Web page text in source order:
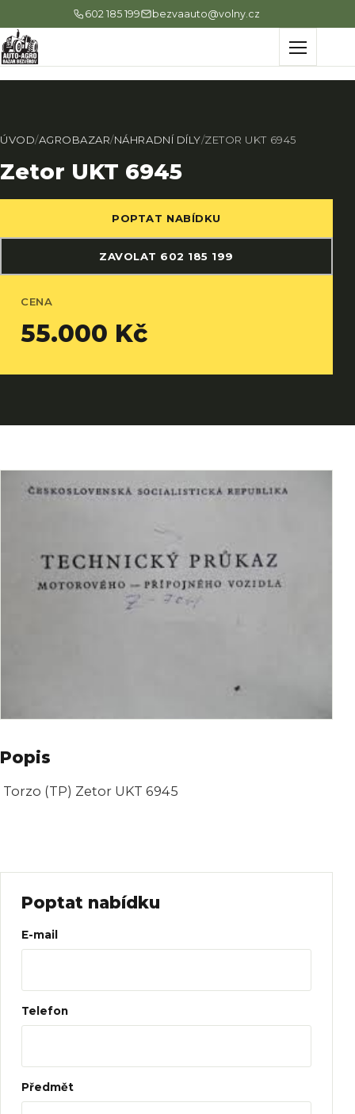
602 185 199 bezvaauto@volny.cz
Menu
ÚVOD/AGROBAZAR/NÁHRADNÍ DÍLY/ZETOR UKT 6945
Zetor UKT 6945
POPTAT NABÍDKU
ZAVOLAT 602 185 199
CENA
55.000 Kč
Popis
Torzo (TP) Zetor UKT 6945
Poptat nabídku
Web
E-mail
Telefon
Předmět